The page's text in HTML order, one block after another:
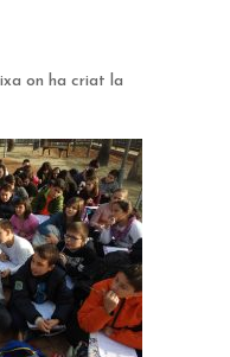
on ha criat la